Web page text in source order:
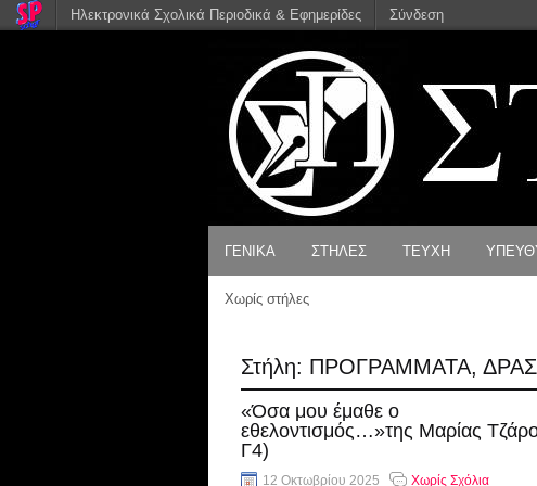
ΓΕΝΙΚΑ
ΕΠΙΚΟΙΝΩΝΙΑ
ΣΤΗΛΕΣ
ΑΠΑΝΤΟΥΝ
ΡΕΠΟΡΤΑΖ
ΕΡΕΥΝΑ
ΤΕΥΧΗ
Χωρίς στήλες
Στήλη: ΠΡΟΓΡΑΜΜΑΤΑ,
«Όσα μου έμαθε ο
εθελοντισμός…»της Μαρίας
Γ4)
12 Οκτωβρίου 2025 Χωρίς Σχόλια
Ηλεκτρονικά Σχολικά Περιοδικά & Εφημερίδες Σύνδεση